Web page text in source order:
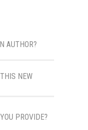
AUTHOR?
quis lacinia
ipsum
NEW
PROVIDE?